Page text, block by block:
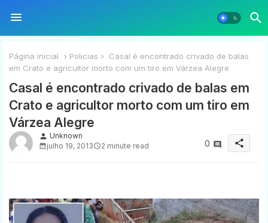
Página inicial Policias
Casal é encontrado crivado de balas
em Crato e agricultor morto com um tiro em Várzea Alegre
Casal é encontrado crivado de balas em
Crato e agricultor morto com um tiro em
Várzea Alegre
person Unknown
julho 19, 2013
2 minute read 0 share